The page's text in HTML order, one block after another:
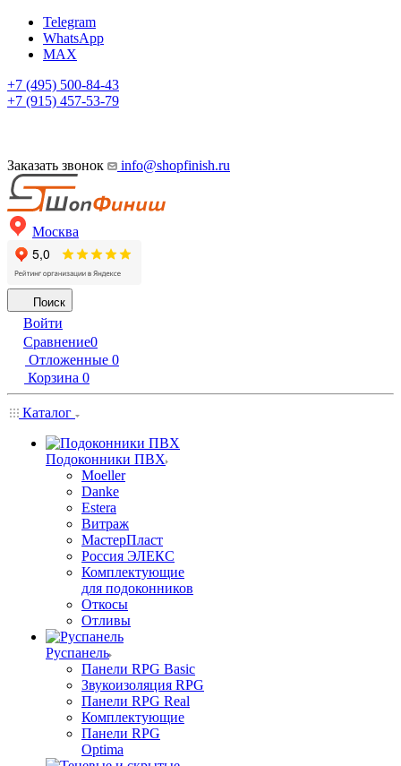
Telegram
WhatsApp
MAX
+7 (495) 500-84-43
+7 (915) 457-53-79
Заказать звонок info@shopfinish.ru
Москва
Поиск
Войти
Сравнение0
Отложенные 0
Корзина 0
Каталог
Подоконники ПВХ
Moeller
Danke
Estera
Витраж
МастерПласт
Россия ЭЛЕКС
Комплектующие
для подоконников
Откосы
Отливы
Руспанель
Панели RPG Basic
Звукоизоляция RPG
Панели RPG Real
Комплектующие
Панели RPG
Optima